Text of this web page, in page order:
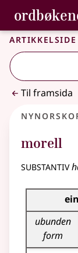
Gå til
Tilgjenge
Bokmålsordboka
Artikkelside
Til framsida
morell
substantiv
ubunden
form